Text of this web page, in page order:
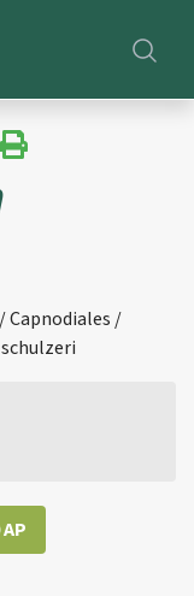
Capnodiales /